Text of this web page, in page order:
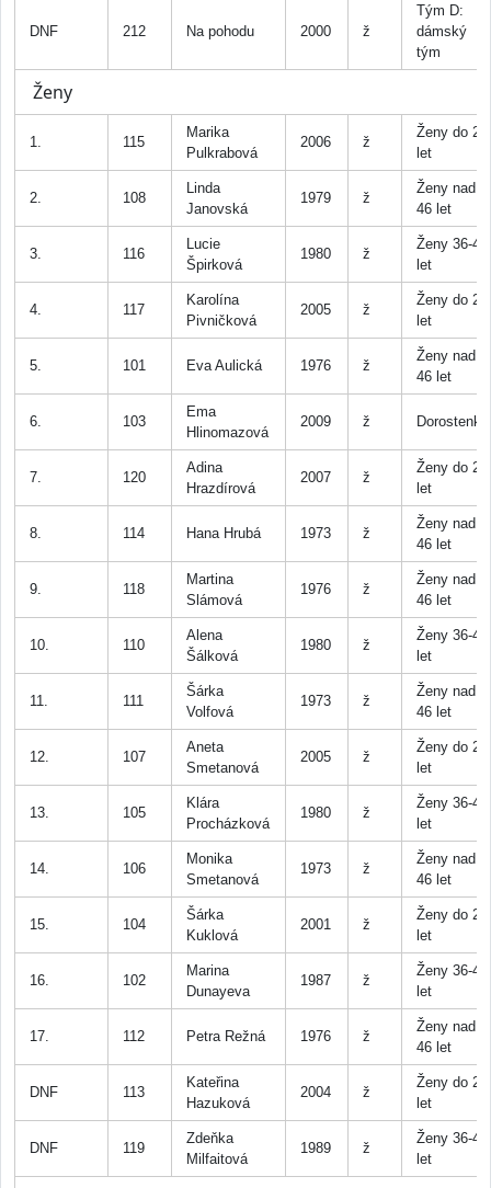
DNF 212 Na pohodu 2000 ž
Tým D:
dámský
tým
Ženy
1. 115
Marika
Pulkrabová
2006 ž
Ženy do 25
let
2. 108
Linda
Janovská
1979 ž
Ženy nad
46 let
3. 116
Lucie
Špirková
1980 ž
Ženy 36-45
let
4. 117
Karolína
Pivničková
2005 ž
Ženy do 25
let
5. 101 Eva Aulická 1976 ž
Ženy nad
46 let
6. 103
Ema
Hlinomazová
2009 ž Dorostenky
7. 120
Adina
Hrazdírová
2007 ž
Ženy do 25
let
8. 114 Hana Hrubá 1973 ž
Ženy nad
46 let
9. 118
Martina
Slámová
1976 ž
Ženy nad
46 let
10. 110
Alena
Šálková
1980 ž
Ženy 36-45
let
11. 111
Šárka
Volfová
1973 ž
Ženy nad
46 let
12. 107
Aneta
Smetanová
2005 ž
Ženy do 25
let
13. 105
Klára
Procházková
1980 ž
Ženy 36-45
let
14. 106
Monika
Smetanová
1973 ž
Ženy nad
46 let
15. 104
Šárka
Kuklová
2001 ž
Ženy do 25
let
16. 102
Marina
Dunayeva
1987 ž
Ženy 36-45
let
17. 112 Petra Režná 1976 ž
Ženy nad
46 let
DNF 113
Kateřina
Hazuková
2004 ž
Ženy do 25
let
DNF 119
Zdeňka
Milfaitová
1989 ž
Ženy 36-45
let